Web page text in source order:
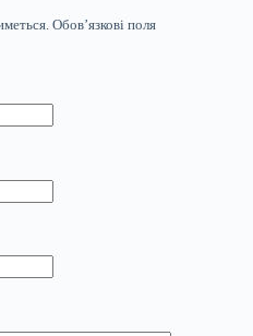
Обов’язкові поля